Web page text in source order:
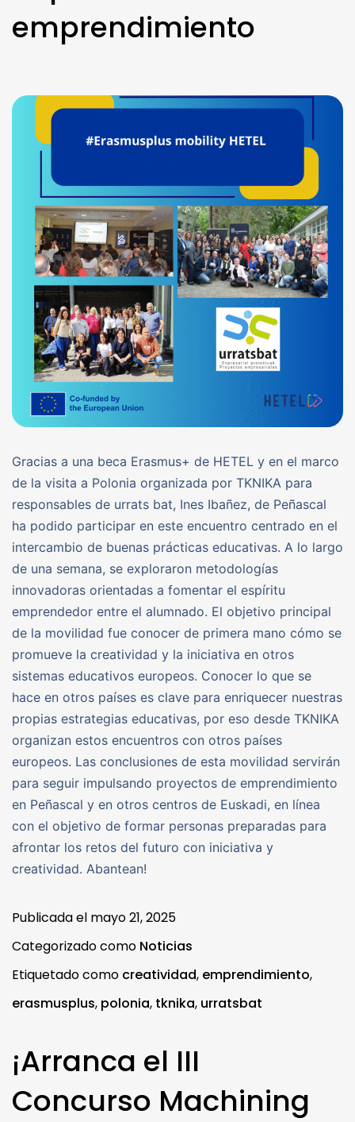
emprendimiento
Gracias a una beca Erasmus+ de HETEL y en el marco
de la visita a Polonia organizada por TKNIKA para
responsables de urrats bat, Ines Ibañez, de Peñascal
ha podido participar en este encuentro centrado en el
intercambio de buenas prácticas educativas. A lo largo
de una semana, se exploraron metodologías
innovadoras orientadas a fomentar el espíritu
emprendedor entre el alumnado. El objetivo principal
de la movilidad fue conocer de primera mano cómo se
promueve la creatividad y la iniciativa en otros
sistemas educativos europeos. Conocer lo que se
hace en otros países es clave para enriquecer nuestras
propias estrategias educativas, por eso desde TKNIKA
organizan estos encuentros con otros países
europeos. Las conclusiones de esta movilidad servirán
para seguir impulsando proyectos de emprendimiento
en Peñascal y en otros centros de Euskadi, en línea
con el objetivo de formar personas preparadas para
afrontar los retos del futuro con iniciativa y
creatividad. Abantean!
Publicada el mayo 21, 2025
Categorizado como Noticias
Etiquetado como creatividad, emprendimiento,
erasmusplus, polonia, tknika, urratsbat
¡Arranca el III
Concurso Machining